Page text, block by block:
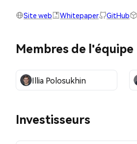
Site web Whitepaper GitHub
Membres de l'équipe
Illia Polosukhin
Investisseurs